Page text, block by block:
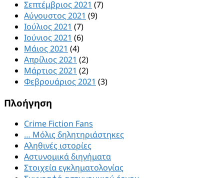
Σεπτέμβριος 2021 (7)
Αύγουστος 2021 (9)
Ιούλιος 2021 (7)
Ιούνιος 2021 (6)
Μάιος 2021 (4)
Απρίλιος 2021 (2)
Μάρτιος 2021 (2)
Φεβρουάριος 2021 (3)
Πλοήγηση
Crime Fiction Fans
… Μόλις δηλητηριάστηκες
Αληθινές ιστορίες
Αστυνομικά διηγήματα
Στοιχεία εγκληματολογίας